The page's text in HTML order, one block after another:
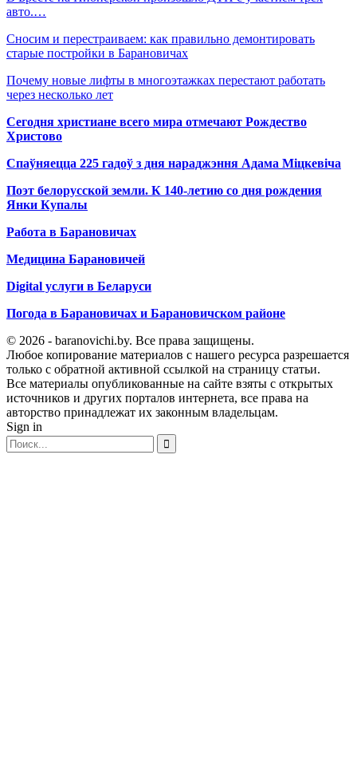
авто.…
Сносим и перестраиваем: как правильно демонтировать
старые постройки в Барановичах
Почему новые лифты в многоэтажках перестают работать
через несколько лет
Сегодня христиане всего мира отмечают Рождество
Христово
Спаўняецца 225 гадоў з дня нараджэння Адама Міцкевіча
Поэт белорусской земли. К 140-летию со дня рождения
Янки Купалы
Работа в Барановичах
Медицина Барановичей
Digital услуги в Беларуси
Погода в Барановичах и Барановичском районе
© 2026 - baranovichi.by. Все права защищены.
Любое копирование материалов с нашего ресурса разрешается
только с обратной активной ссылкой на страницу статьи.
Все материалы опубликованные на сайте взяты с открытых
источников и других порталов интернета, все права на
авторство принадлежат их законным владельцам.
Sign in